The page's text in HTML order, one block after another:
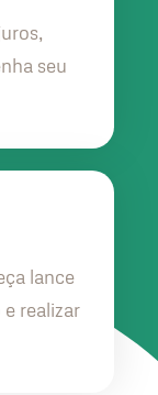
seu
lance
realizar